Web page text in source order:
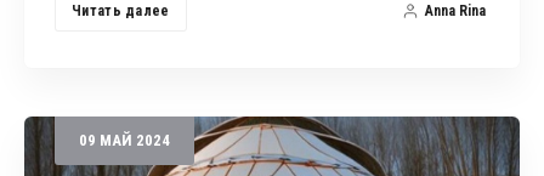
Читать далее Anna Rina
09 МАЙ 2024